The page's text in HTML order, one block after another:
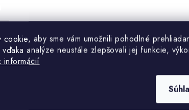
cookie, aby sme vám umožnili pohodlné
analýze neustále zlepšovali jej funkcie,
informácií